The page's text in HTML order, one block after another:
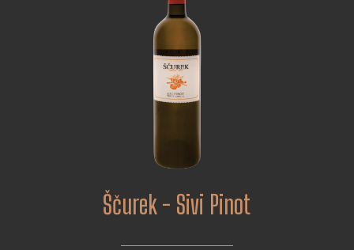
Ščurek - Sivi Pinot